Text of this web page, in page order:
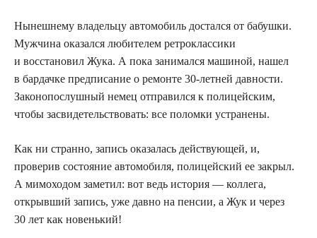
Нынешнему владельцу автомобиль достался от бабушки.
Мужчина оказался любителем ретроклассики
и восстановил Жука. А пока занимался машиной, нашел
в бардачке предписание о ремонте 30-летней давности.
Законопослушный немец отправился к полицейским,
чтобы засвидетельствовать: все поломки устранены.
Как ни странно, запись оказалась действующей, и,
проверив состояние автомобиля, полицейский ее закрыл.
А мимоходом заметил: вот ведь история — коллега,
открывший запись, уже давно на пенсии, а Жук и через
30 лет как новенький!